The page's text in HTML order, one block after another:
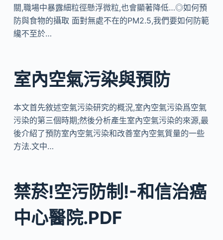
關,職場中暴露細粒徑懸浮微粒,也會顯著降低…◎如何預
防與食物的攝取 面對無處不在的PM2.5,我們要如何防範
纔不至於…
室內空氣污染與預防
本文首先敘述空氣污染研究的概況,室內空氣污染爲空氣
污染的第三個時期;然後分析產生室內空氣污染的來源,最
後介紹了預防室內空氣污染和改善室內空氣質量的一些
方法.文中…
禁菸!空污防制!-和信治癌
中心醫院.PDF